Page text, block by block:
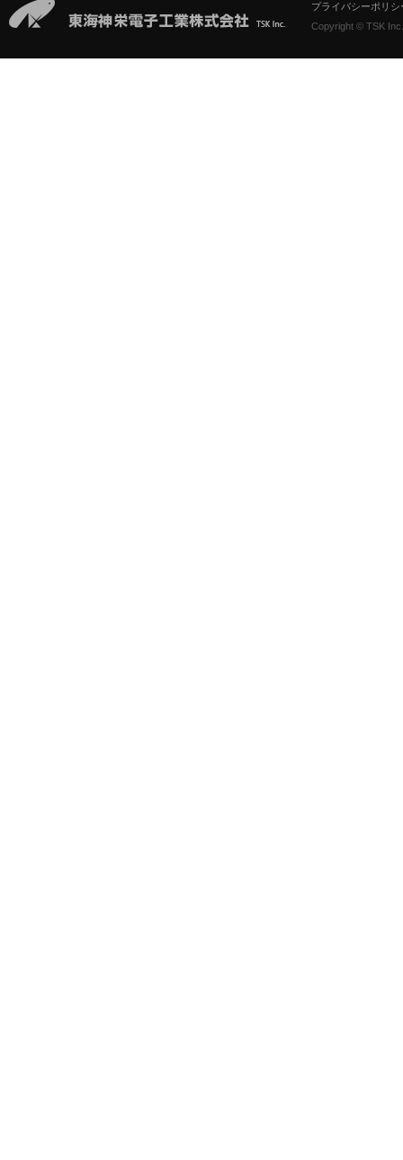
当社は、個人情報の取扱
守するとともに、本個人
し、改善に努めます。
プライバシーポリシ
Copyright © TSK